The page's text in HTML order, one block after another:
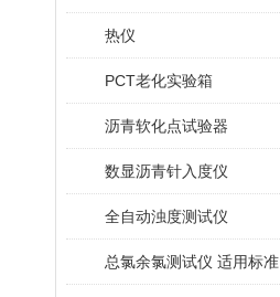
热仪
PCT老化实验箱
沥青软化点试验器
数显沥青针入度仪
全自动浊度测试仪
总氯余氯测试仪 适用标准